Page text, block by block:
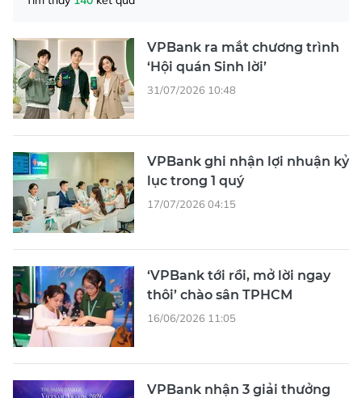
VPBank ra mắt chương trình
‘Hội quán Sinh lời’
31/07/2026 10:48
VPBank ghi nhận lợi nhuận kỷ
lục trong 1 quý
17/07/2026 04:15
‘VPBank tới rồi, mở lời ngay
thôi’ chào sân TPHCM
16/06/2026 11:05
VPBank nhận 3 giải thưởng